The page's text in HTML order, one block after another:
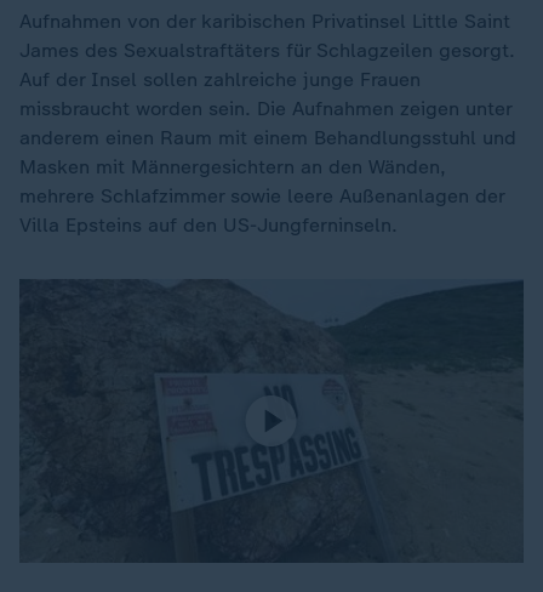
Aufnahmen von der karibischen Privatinsel Little Saint
James des Sexualstraftäters für Schlagzeilen gesorgt.
Auf der Insel sollen zahlreiche junge Frauen
missbraucht worden sein. Die Aufnahmen zeigen unter
anderem einen Raum mit einem Behandlungsstuhl und
Masken mit Männergesichtern an den Wänden,
mehrere Schlafzimmer sowie leere Außenanlagen der
Villa Epsteins auf den US-Jungferninseln.